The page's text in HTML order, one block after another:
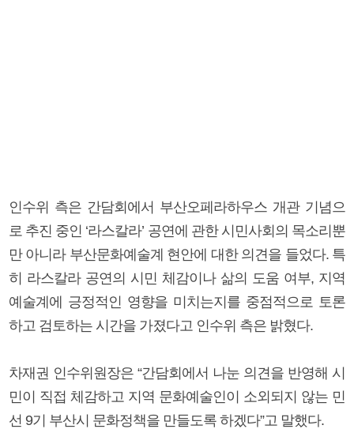
인수위 측은 간담회에서 부산오페라하우스 개관 기념으
로 추진 중인 ‘라스칼라’ 공연에 관한 시민사회의 목소리뿐
만 아니라 부산문화예술계 현안에 대한 의견을 들었다. 특
히 라스칼라 공연의 시민 체감이나 삶의 도움 여부, 지역
예술계에 긍정적인 영향을 미치는지를 중점적으로 토론
하고 검토하는 시간을 가졌다고 인수위 측은 밝혔다.
차재권 인수위원장은 “간담회에서 나눈 의견을 반영해 시
민이 직접 체감하고 지역 문화예술인이 소외되지 않는 민
선 9기 부산시 문화정책을 만들도록 하겠다”고 말했다.